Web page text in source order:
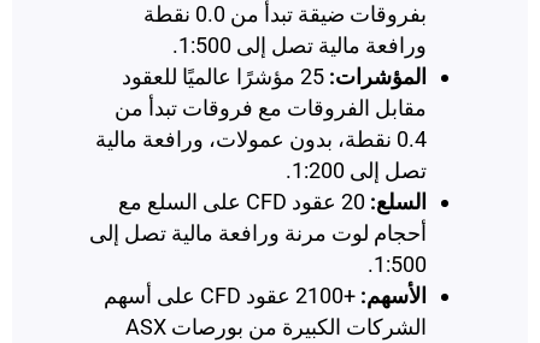
بفروقات ضيقة تبدأ من 0.0 نقطة
ورافعة مالية تصل إلى 1:500.
المؤشرات:
25 مؤشرًا عالميًا للعقود
مقابل الفروقات مع فروقات تبدأ من
0.4 نقطة، بدون عمولات، ورافعة مالية
تصل إلى 1:200.
السلع:
20 عقود CFD على السلع مع
أحجام لوت مرنة ورافعة مالية تصل إلى
1:500.
الأسهم:
+2100 عقود CFD على أسهم
الشركات الكبيرة من بورصات ASX